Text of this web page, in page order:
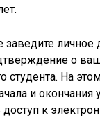
заведите личное
о
студента. На
и окончания
к